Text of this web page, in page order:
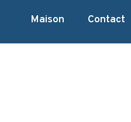
Maison Contact